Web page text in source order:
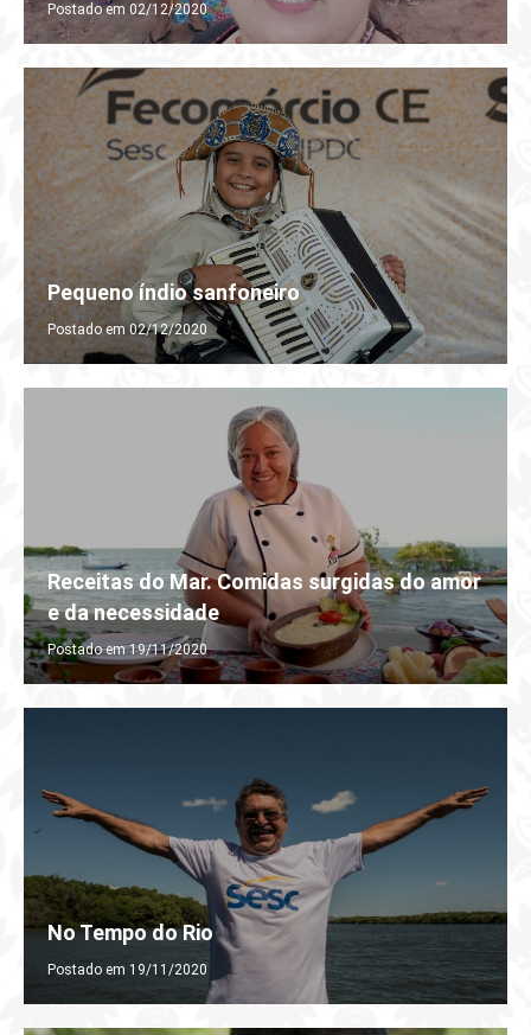
Postado em 02/12/2020
Pequeno índio sanfoneiro
Postado em 02/12/2020
Receitas do Mar. Comidas surgidas do amor
e da necessidade
Postado em 19/11/2020
No Tempo do Rio
Postado em 19/11/2020